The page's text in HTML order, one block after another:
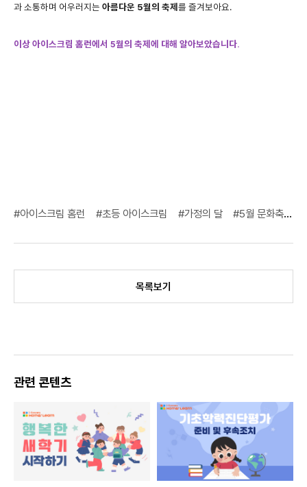
과소통하며 어우러지는 아름다운 5월의 축제를 즐겨보아요.
이상아이스크림 홈런에서 5월의 축제에 대해 알아보았습니다.
#아이스크림 홈런 #초등 아이스크림 #가정의 달 #5월 문화축제
목록보기
관련 콘텐츠